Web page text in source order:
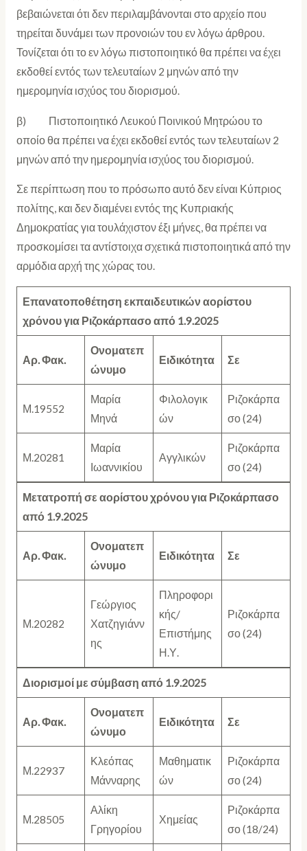
βεβαιώνεται ότι δεν περιλαμβάνονται στο αρχείο που
τηρείται δυνάμει των προνοιών του εν λόγω άρθρου.
Τονίζεται ότι το εν λόγω πιστοποιητικό θα πρέπει να έχει
εκδοθεί εντός των τελευταίων 2 μηνών από την
ημερομηνία ισχύος του διορισμού.
β) Πιστοποιητικό Λευκού Ποινικού Μητρώου το
οποίο θα πρέπει να έχει εκδοθεί εντός των τελευταίων 2
μηνών από την ημερομηνία ισχύος του διορισμού.
Σε περίπτωση που το πρόσωπο αυτό δεν είναι Κύπριος
πολίτης, και δεν διαμένει εντός της Κυπριακής
Δημοκρατίας για τουλάχιστον έξι μήνες, θα πρέπει να
προσκομίσει τα αντίστοιχα σχετικά πιστοποιητικά από την
αρμόδια αρχή της χώρας του.
Επανατοποθέτηση εκπαιδευτικών αορίστου
χρόνου για Ριζοκάρπασο από 1.9.2025
Αρ. Φακ.
Ονοματεπ
ώνυμο
Ειδικότητα Σε
Μ.19552
Μαρία
Μηνά
Φιλολογικ
ών
Ριζοκάρπα
σο (24)
Μ.20281
Μαρία
Ιωαννικίου
Αγγλικών
Ριζοκάρπα
σο (24)
Μετατροπή σε αορίστου χρόνου για Ριζοκάρπασο
από 1.9.2025
Αρ. Φακ.
Ονοματεπ
ώνυμο
Ειδικότητα Σε
Μ.20282
Γεώργιος
Χατζηγιάνν
ης
Πληροφορι
κής/
Επιστήμης
Η.Υ.
Ριζοκάρπα
σο (24)
Διορισμοί με σύμβαση από 1.9.2025
Αρ. Φακ.
Ονοματεπ
ώνυμο
Ειδικότητα Σε
Μ.22937
Κλεόπας
Μάνναρης
Μαθηματικ
ών
Ριζοκάρπα
σο (24)
Μ.28505
Αλίκη
Γρηγορίου
Χημείας
Ριζοκάρπα
σο (18/24)